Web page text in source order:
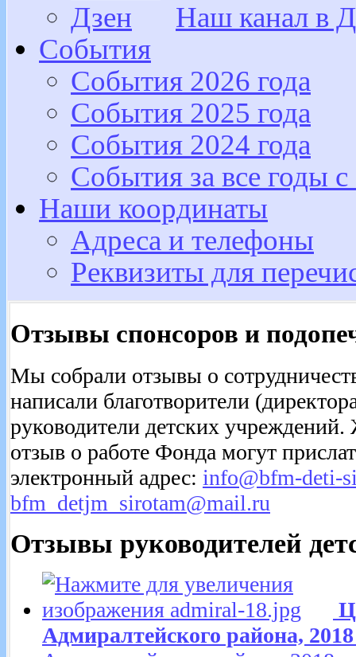
Наш канал в
События
События 2026 года
События 2025 года
События 2024 года
События за все годы
Наши координаты
Адреса и телефоны
Реквизиты для
Отзывы спонсоров и
Мы собрали отзывы о
написали благотворители
руководители детских
отзыв о работе Фонда могут
электронный адрес: info@bfm-deti-
bfm_detjm_sirotam@mail.ru
Отзывы руководителей
Адмиралтейского района, 2018